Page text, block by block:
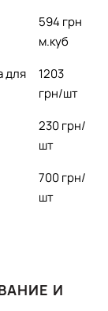
594 грн
м.куб
для
1203
грн/шт
230 грн/
шт
700 грн/
шт
И